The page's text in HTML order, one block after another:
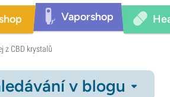
Vaporshop
z CBD krystalů
v blogu